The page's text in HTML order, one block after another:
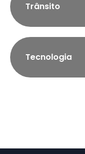
Trânsito
Tecnologia